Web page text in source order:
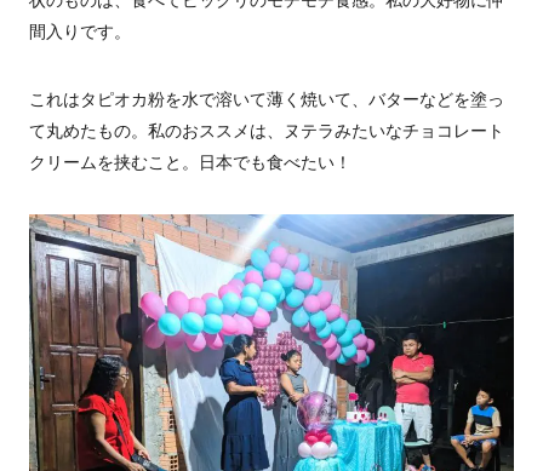
間入りです。
これはタピオカ粉を水で溶いて薄く焼いて、バターなどを塗っ
て丸めたもの。私のおススメは、ヌテラみたいなチョコレート
クリームを挟むこと。日本でも食べたい！